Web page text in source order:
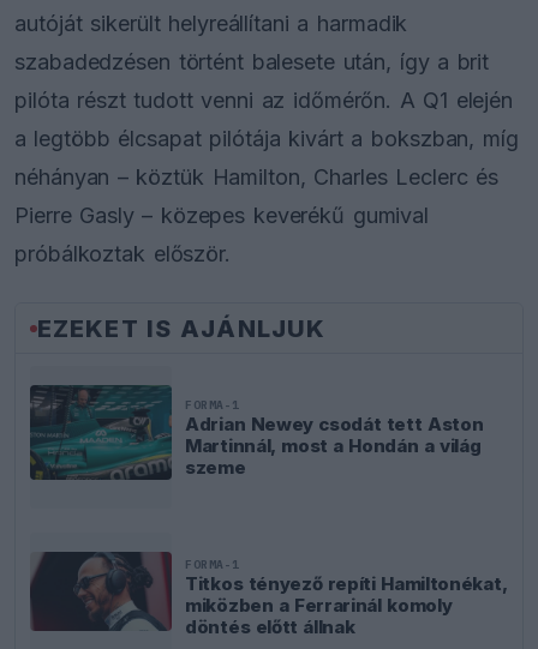
autóját sikerült helyreállítani a harmadik
szabadedzésen történt balesete után, így a brit
pilóta részt tudott venni az időmérőn. A Q1 elején
a legtöbb élcsapat pilótája kivárt a bokszban, míg
néhányan – köztük Hamilton, Charles Leclerc és
Pierre Gasly – közepes keverékű gumival
próbálkoztak először.
EZEKET IS AJÁNLJUK
FORMA-1
Adrian Newey csodát tett Aston
Martinnál, most a Hondán a világ
szeme
FORMA-1
Titkos tényező repíti Hamiltonékat,
miközben a Ferrarinál komoly
döntés előtt állnak